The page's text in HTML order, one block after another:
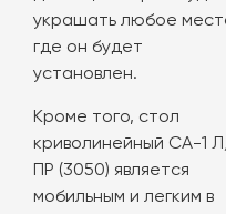
украшать любое
где он будет
установлен.
Кроме того, стол
криволинейный СА-1
ПР (3050) является
мобильным и легким в